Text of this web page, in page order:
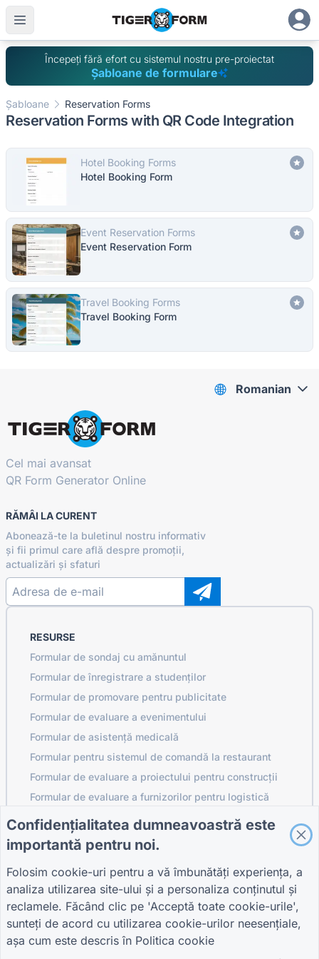
Începeți fără efort cu sistemul nostru pre-proiectat
Șabloane de formulare
Șabloane Reservation Forms
Reservation Forms with QR Code Integration
Hotel Booking Forms
Hotel Booking Form
Event Reservation Forms
Event Reservation Form
Travel Booking Forms
Travel Booking Form
Cel mai avansat
QR Form Generator Online
RĂMÂI LA CURENT
Abonează-te la buletinul nostru informativ
și fii primul care află despre promoții,
actualizări și sfaturi
RESURSE
Formular de sondaj cu amănuntul
Formular de înregistrare a studenților
Formular de promovare pentru publicitate
Formular de evaluare a evenimentului
Formular de asistență medicală
Formular pentru sistemul de comandă la restaurant
Formular de evaluare a proiectului pentru construcții
Formular de evaluare a furnizorilor pentru logistică
Formular de cerere de servicii pentru utilități
Formular de implicare a clienților
GHIDURI
Centrul de ajutor
Blog
TIGER FORM Ghid
COMPANIE
Despre noi
Contactaţi-ne
TERMENI
Termeni
Politica de
Romanian
Confidențialitatea dumneavoastră este
importantă pentru noi.
Folosim cookie-uri pentru a vă îmbunătăți experiența, a
analiza utilizarea site-ului și a personaliza conținutul și
reclamele. Făcând clic pe 'Acceptă toate cookie-urile',
sunteți de acord cu utilizarea cookie-urilor neesențiale,
așa cum este descris în Politica cookie